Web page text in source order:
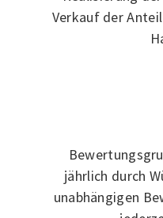
Verkauf der
jährlich durch
unabhängigen